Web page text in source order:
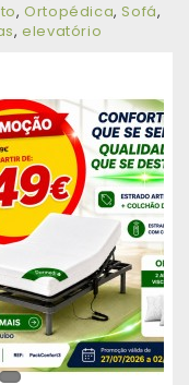
,Ortopédica, Sofá,
,elevatório